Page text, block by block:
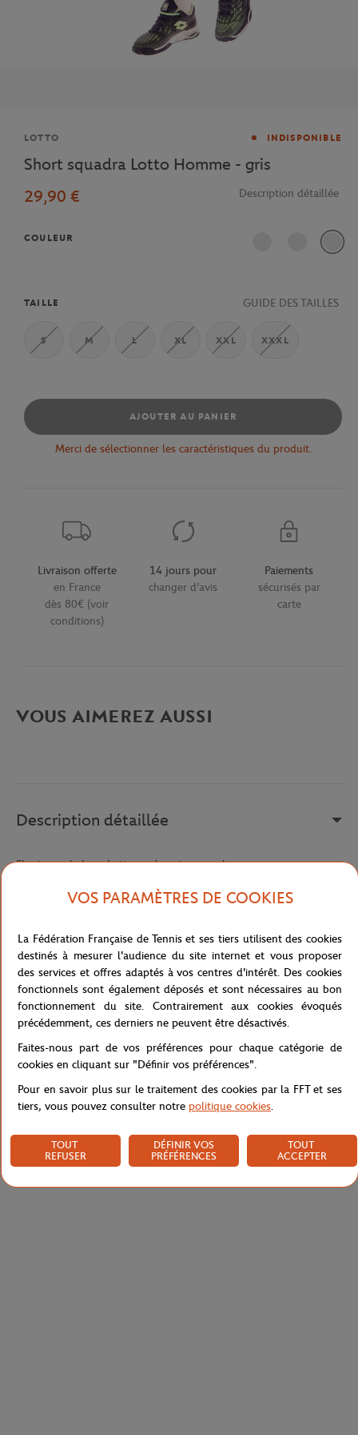
Marque
LOTTO INDISPONIBLE
Short squadra Lotto Homme - gris
29,90 €
Description détaillée
COULEUR
TAILLE GUIDE DES TAILLES
S M L XL XXL XXXL
AJOUTER AU PANIER
Merci de sélectionner les caractéristiques du produit.
Livraison offerte
en France
dès 80€ (voir
conditions)
14 jours pour
changer d'avis
Paiements
sécurisés par
carte
VOUS AIMEREZ AUSSI
Description détaillée
Short avec le logo Lotto sur la cuisse gauche.
Référence : 210377-1CH
Caractéristiques
Livraison et retours
VOS PARAMÈTRES DE COOKIES
La Fédération Française de Tennis et ses tiers utilisent des cookies
destinés à mesurer l'audience du site internet et vous proposer
des services et offres adaptés à vos centres d'intérêt. Des cookies
fonctionnels sont également déposés et sont nécessaires au bon
fonctionnement du site. Contrairement aux cookies évoqués
précédemment, ces derniers ne peuvent être désactivés.
Faites-nous part de vos préférences pour chaque catégorie de
cookies en cliquant sur "Définir vos préférences".
Pour en savoir plus sur le traitement des cookies par la FFT et ses
tiers, vous pouvez consulter notre politique cookies.
TOUT
REFUSER
DÉFINIR VOS
PRÉFÉRENCES
TOUT
ACCEPTER